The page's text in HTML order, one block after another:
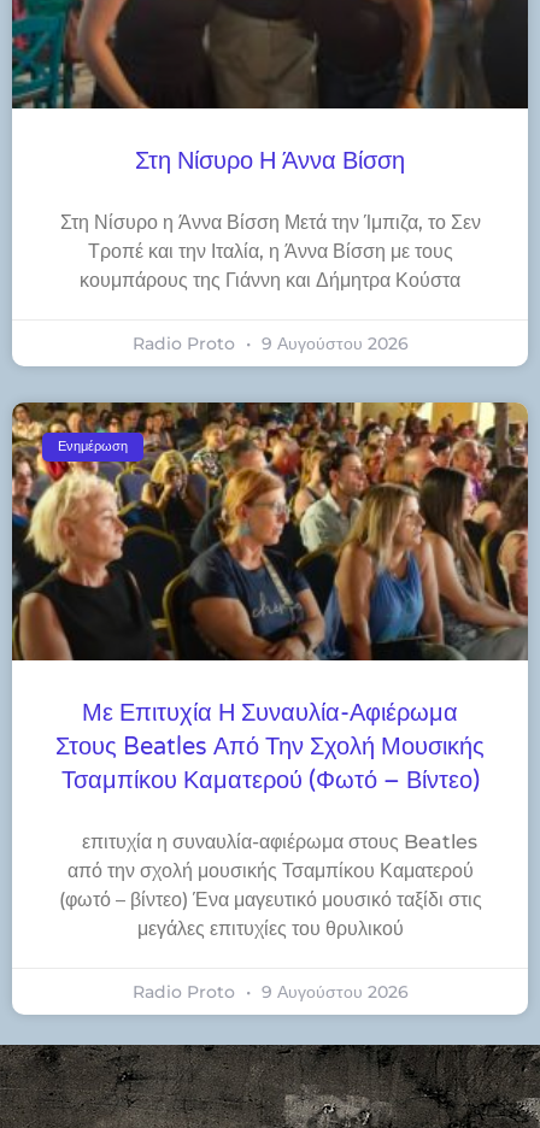
Στη Νίσυρο Η Άννα Βίσση
Στη Νίσυρο η Άννα Βίσση Μετά την Ίμπιζα, το Σεν
Τροπέ και την Ιταλία, η Άννα Βίσση με τους
κουμπάρους της Γιάννη και Δήμητρα Κούστα
Radio Proto 9 Αυγούστου 2026
Ενημέρωση
Με Επιτυχία Η Συναυλία-Αφιέρωμα
Στους Beatles Από Την Σχολή Μουσικής
Τσαμπίκου Καματερού (φωτό – Βίντεο)
​επιτυχία η συναυλία-αφιέρωμα στους Beatles
από την σχολή μουσικής Τσαμπίκου Καματερού
(φωτό – βίντεο) Ένα μαγευτικό μουσικό ταξίδι στις
μεγάλες επιτυχίες του θρυλικού
Radio Proto 9 Αυγούστου 2026